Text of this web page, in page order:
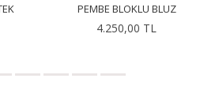
PEMBE BLOKLU BLUZ
4.250,00 TL